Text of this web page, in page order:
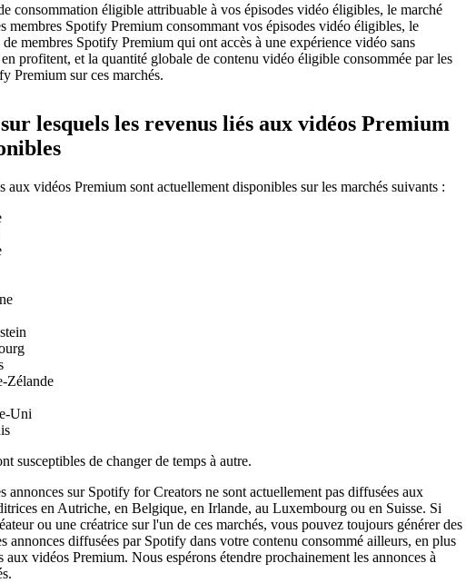
consommation éligible attribuable à vos épisodes vidéo éligibles, le marché
membres Spotify Premium consommant vos épisodes vidéo éligibles, le
membres Spotify Premium qui ont accès à une expérience vidéo sans
profitent, et la quantité globale de contenu vidéo éligible consommée par les
Premium sur ces marchés.
lesquels les revenus liés aux vidéos Premium
aux vidéos Premium sont actuellement disponibles sur les marchés suivants :
Zélande
Uni
susceptibles de changer de temps à autre.
annonces sur Spotify for Creators ne sont actuellement pas diffusées aux
en Autriche, en Belgique, en Irlande, au Luxembourg ou en Suisse. Si
ou une créatrice sur l'un de ces marchés, vous pouvez toujours générer des
annonces diffusées par Spotify dans votre contenu consommé ailleurs, en plus
aux vidéos Premium. Nous espérons étendre prochainement les annonces à